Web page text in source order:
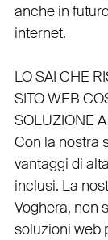
anche in
internet.
LO SAI CHE
SITO WEB
SOLUZIONE
Con la nostra
vantaggi di
inclusi. La
Voghera, non
soluzioni web